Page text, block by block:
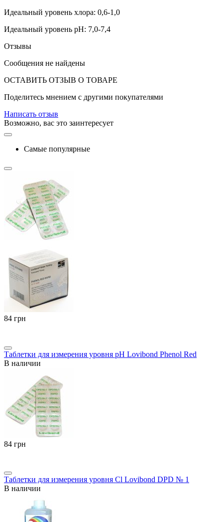
Идеальный уровень хлора: 0,6-1,0
Идеальный уровень рН: 7,0-7,4
Отзывы
Сообщения не найдены
ОСТАВИТЬ ОТЗЫВ О ТОВАРЕ
Поделитесь мнением с другими покупателями
Написать отзыв
Возможно, вас это заинтересует
Самые популярные
‍84‍ грн
Таблетки для измерения уровня pH Lovibond Phenol Red
В наличии
‍84‍ грн
Таблетки для измерения уровня Cl Lovibond DPD № 1
В наличии